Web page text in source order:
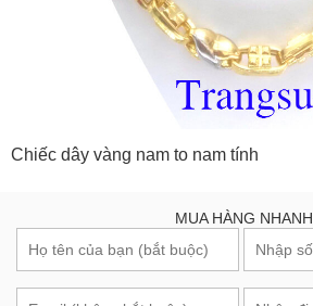
Chiếc dây vàng nam to nam tính
MUA HÀNG NHANH